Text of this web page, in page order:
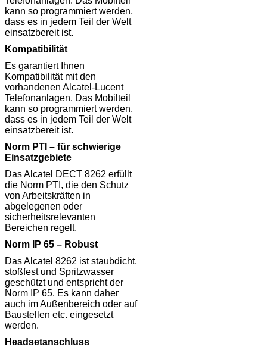
kann so programmiert werden,
dass es in jedem Teil der Welt
einsatzbereit ist.
Kompatibilität
Es garantiert Ihnen
Kompatibilität mit den
vorhandenen Alcatel-Lucent
Telefonanlagen. Das Mobilteil
kann so programmiert werden,
dass es in jedem Teil der Welt
einsatzbereit ist.
Norm PTI – für schwierige
Einsatzgebiete
Das Alcatel DECT 8262 erfüllt
die Norm PTI, die den Schutz
von Arbeitskräften in
abgelegenen oder
sicherheitsrelevanten
Bereichen regelt.
Norm IP 65 – Robust
Das Alcatel 8262 ist staubdicht,
stoßfest und Spritzwasser
geschützt und entspricht der
Norm IP 65. Es kann daher
auch im Außenbereich oder auf
Baustellen etc. eingesetzt
werden.
Headsetanschluss